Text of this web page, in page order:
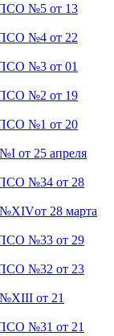
№5 от 13
№4 от 22
№3 от 01
№2 от 19
№1 от 20
от 25 апреля
№34 от 28
28 марта
№33 от 29
№32 от 23
от 21
№31 от 21